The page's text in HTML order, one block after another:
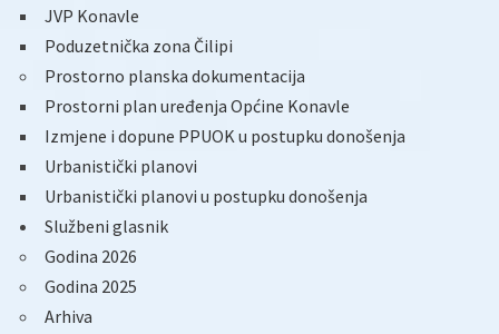
JVP Konavle
Poduzetnička zona Čilipi
Prostorno planska dokumentacija
Prostorni plan uređenja Općine Konavle
Izmjene i dopune PPUOK u postupku donošenja
Urbanistički planovi
Urbanistički planovi u postupku donošenja
Službeni glasnik
Godina 2026
Godina 2025
Arhiva